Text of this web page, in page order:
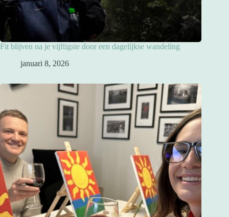
Fit blijven na je vijftigste door een dagelijkse wandeling
januari 8, 2026